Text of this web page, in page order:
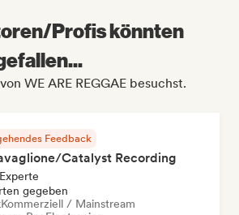
Profis könnten
WE ARE REGGAE besuchst.
Feedback
Catalyst Recording
gegeben
Kommerziell / Mainstream